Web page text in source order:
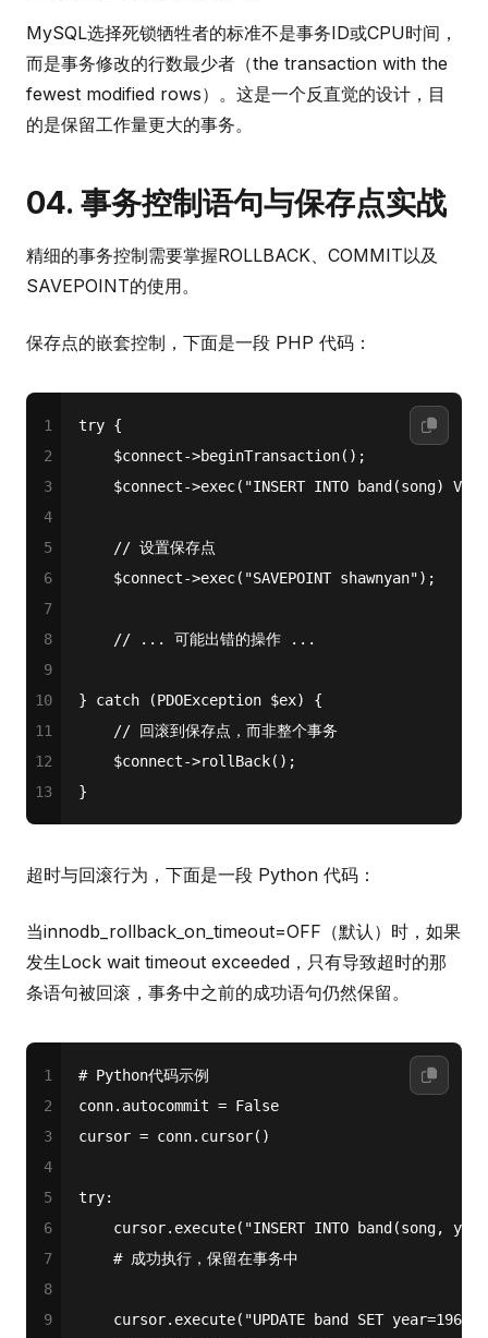
MySQL选择死锁牺牲者的标准不是事务ID或CPU时间，
而是事务修改的行数最少者（the transaction with the
fewest modified rows）。这是一个反直觉的设计，目
的是保留工作量更大的事务。
04. 事务控制语句与保存点实战
精细的事务控制需要掌握ROLLBACK、COMMIT以及
SAVEPOINT的使用。
保存点的嵌套控制，下面是一段 PHP 代码：
1
2
3
4
5
6
7
8
9
10
11
12
13
try {
$connect->beginTransaction();
$connect->exec( "INSERT INTO band(song)
// 设置保存点
$connect->exec( "SAVEPOINT shawnyan");
// ... 可能出错的操作 ...
} catch (PDOException $ex) {
// 回滚到保存点，而非整个事务
$connect->rollBack();
}
超时与回滚行为，下面是一段 Python 代码：
当innodb_rollback_on_timeout=OFF（默认）时，如果
发生Lock wait timeout exceeded，只有导致超时的那
条语句被回滚，事务中之前的成功语句仍然保留。
1
2
3
4
5
6
7
8
9
# Python代码示例
conn.autocommit = False
cursor = conn.cursor()
try:
    cursor.execute(
"INSERT INTO band(song,
# 成功执行，保留在事务中
    cursor.execute(
"UPDATE band SET year=1969